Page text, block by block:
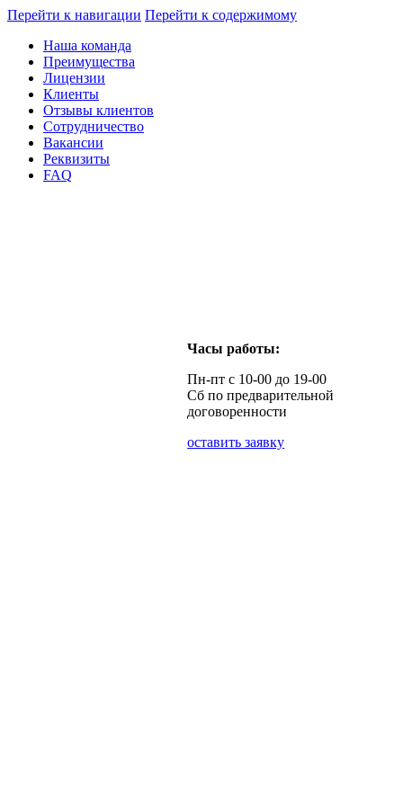
Перейти к навигации Перейти к содержимому
Наша команда
Преимущества
Лицензии
Клиенты
Отзывы клиентов
Сотрудничество
Вакансии
Реквизиты
FAQ
Часы работы:
Пн-пт с 10-00 до 19-00
Сб по предварительной
договоренности
оставить заявку